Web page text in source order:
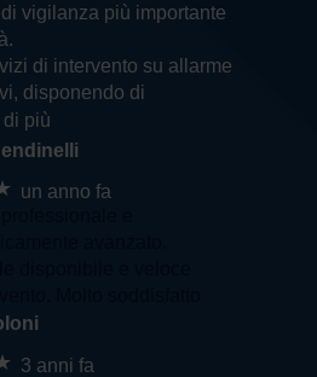
di vigilanza più importante
di intervento su allarme
disponendo di
più
un anno fa
3 anni fa